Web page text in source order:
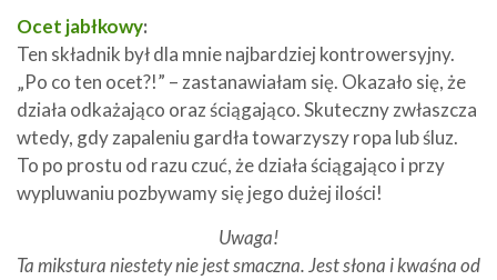
Ocet jabłkowy:
Ten składnik był dla mnie najbardziej kontrowersyjny.
„Po co ten ocet?!” – zastanawiałam się. Okazało się, że
działa odkażająco oraz ściągająco. Skuteczny zwłaszcza
wtedy, gdy zapaleniu gardła towarzyszy ropa lub śluz.
To po prostu od razu czuć, że działa ściągająco i przy
wypluwaniu pozbywamy się jego dużej ilości!
Uwaga!
Ta mikstura niestety nie jest smaczna. Jest słona i kwaśna od